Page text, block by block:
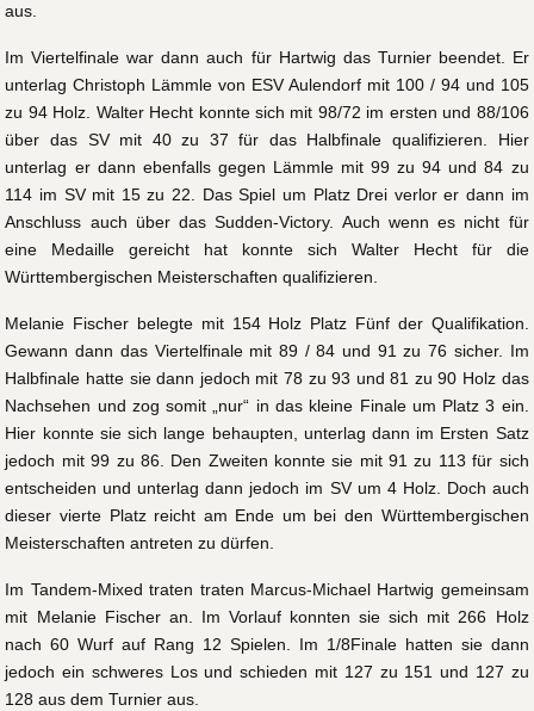
aus.
Im Viertelfinale war dann auch für Hartwig das Turnier beendet. Er
unterlag Christoph Lämmle von ESV Aulendorf mit 100 / 94 und 105
zu 94 Holz. Walter Hecht konnte sich mit 98/72 im ersten und 88/106
über das SV mit 40 zu 37 für das Halbfinale qualifizieren. Hier
unterlag er dann ebenfalls gegen Lämmle mit 99 zu 94 und 84 zu
114 im SV mit 15 zu 22. Das Spiel um Platz Drei verlor er dann im
Anschluss auch über das Sudden-Victory. Auch wenn es nicht für
eine Medaille gereicht hat konnte sich Walter Hecht für die
Württembergischen Meisterschaften qualifizieren.
Melanie Fischer belegte mit 154 Holz Platz Fünf der Qualifikation.
Gewann dann das Viertelfinale mit 89 / 84 und 91 zu 76 sicher. Im
Halbfinale hatte sie dann jedoch mit 78 zu 93 und 81 zu 90 Holz das
Nachsehen und zog somit „nur“ in das kleine Finale um Platz 3 ein.
Hier konnte sie sich lange behaupten, unterlag dann im Ersten Satz
jedoch mit 99 zu 86. Den Zweiten konnte sie mit 91 zu 113 für sich
entscheiden und unterlag dann jedoch im SV um 4 Holz. Doch auch
dieser vierte Platz reicht am Ende um bei den Württembergischen
Meisterschaften antreten zu dürfen.
Im Tandem-Mixed traten traten Marcus-Michael Hartwig gemeinsam
mit Melanie Fischer an. Im Vorlauf konnten sie sich mit 266 Holz
nach 60 Wurf auf Rang 12 Spielen. Im 1/8Finale hatten sie dann
jedoch ein schweres Los und schieden mit 127 zu 151 und 127 zu
128 aus dem Turnier aus.